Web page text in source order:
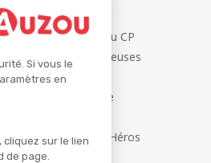
Si vous le
en
sur le lien
de page.
P'tit Loup
Les Héros du CP
Les Influenceuses
Migali
Petite Taupe
Ma Boîte à Héros